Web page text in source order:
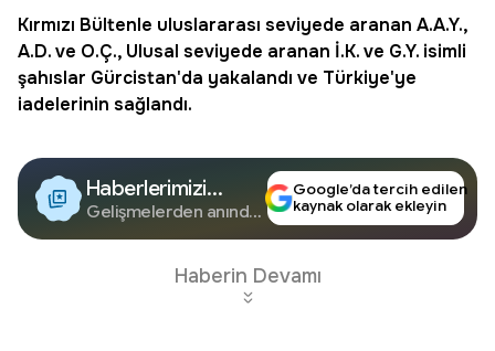
Kırmızı Bültenle uluslararası seviyede aranan A.A.Y.,
A.D. ve O.Ç., Ulusal seviyede aranan İ.K. ve G.Y. isimli
şahıslar Gürcistan'da yakalandı ve Türkiye'ye
iadelerinin sağlandı.
Haberlerimizi
Google'da Takip
Edin
Gelişmelerden anında
Google’da tercih edilen
kaynak olarak ekleyin
Haberin Devamı